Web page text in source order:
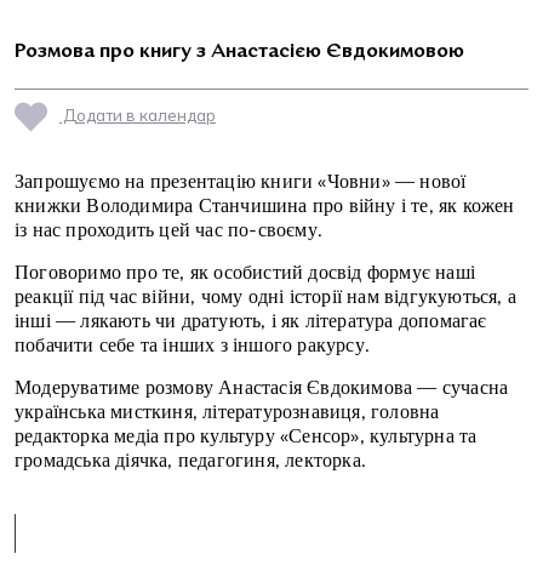
Розмова про книгу з Анастасією Євдокимовою
Додати в календар
Запрошуємо на презентацію книги «Човни» — нової
книжки Володимира Станчишина про війну і те, як кожен
із нас проходить цей час по-своєму.
Поговоримо про те, як особистий досвід формує наші
реакції під час війни, чому одні історії нам відгукуються, а
інші — лякають чи дратують, і як література допомагає
побачити себе та інших з іншого ракурсу.
Модеруватиме розмову Анастасія Євдокимова — сучасна
українська мисткиня, літературознавиця, головна
редакторка медіа про культуру «Сенсор», культурна та
громадська діячка, педагогиня, лекторка.